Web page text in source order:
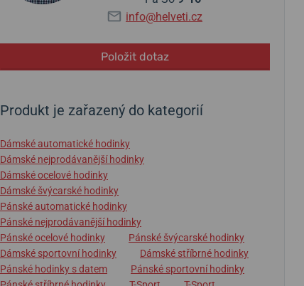
info@helveti.cz
Položit dotaz
Produkt je zařazený do kategorií
Dámské automatické hodinky
Dámské nejprodávanější hodinky
Dámské ocelové hodinky
Dámské švýcarské hodinky
Pánské automatické hodinky
Pánské nejprodávanější hodinky
Pánské ocelové hodinky
Pánské švýcarské hodinky
Dámské sportovní hodinky
Dámské stříbrné hodinky
Pánské hodinky s datem
Pánské sportovní hodinky